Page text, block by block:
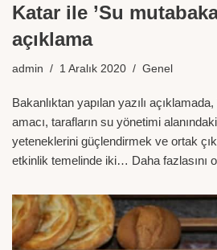
Katar ile ’Su
açıklama
admin 1 Aralık 2020 Genel
Bakanlıktan yapılan yazılı
amacı, tarafların su yönetimi
yeteneklerini güçlendirmek ve ortak
etkinlik temelinde iki… Daha fazlasını